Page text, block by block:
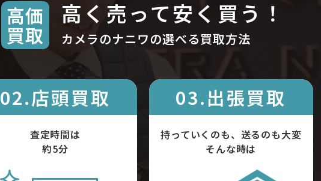
高価
買取
高く売って安く買う！
カメラのナニワの選べる買取方法
02.店頭買取
査定時間は
約5分
03.出張買取
持っていくのも、送るのも大変
そんな時は